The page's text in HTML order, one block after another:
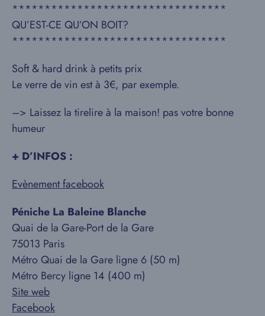
*********************************
QU’EST-CE QU’ON BOIT?
*********************************
Soft & hard drink à petits prix
Le verre de vin est à 3€, par exemple.
–> Laissez la tirelire à la maison! pas votre bonne
humeur
+ D’INFOS :
Evènement facebook
Péniche La Baleine Blanche
Quai de la Gare-Port de la Gare
75013 Paris
Métro Quai de la Gare ligne 6 (50 m)
Métro Bercy ligne 14 (400 m)
Site web
Facebook